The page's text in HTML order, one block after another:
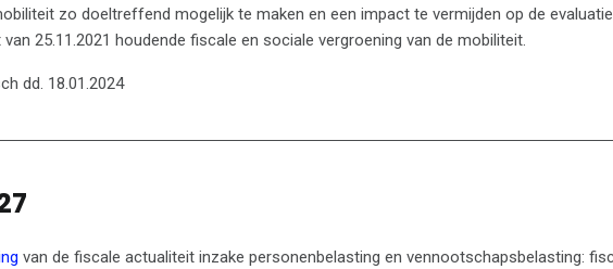
zo doeltreffend mogelijk te maken en een impact te vermijden op de
25.11.2021 houdende fiscale en sociale vergroening van de mobiliteit.
dd. 18.01.2024
van de fiscale actualiteit inzake personenbelasting en vennootschapsbelasting: